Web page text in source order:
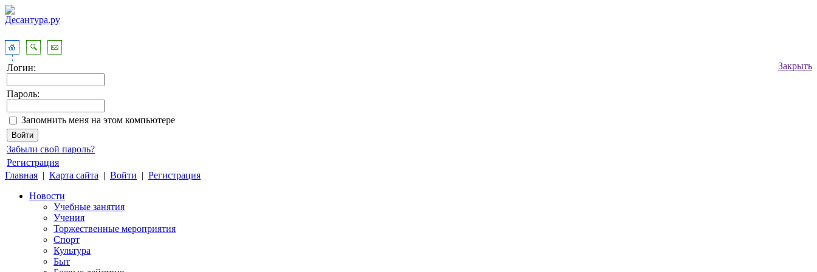
Закрыть
Логин:
Пароль:
Запомнить меня на этом компьютере
Забыли свой пароль?
Регистрация
Главная | Карта сайта | Войти | Регистрация
Новости
Учебные занятия
Учения
Торжественные мероприятия
Спорт
Культура
Быт